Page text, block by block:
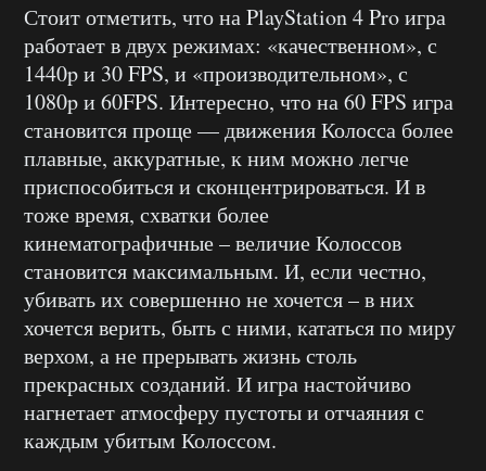
Стоит отметить, что на PlayStation 4 Pro игра
работает в двух режимах: «качественном», с
1440p и 30 FPS, и «производительном», с
1080p и 60FPS. Интересно, что на 60 FPS игра
становится проще — движения Колосса более
плавные, аккуратные, к ним можно легче
приспособиться и сконцентрироваться. И в
тоже время, схватки более
кинематографичные – величие Колоссов
становится максимальным. И, если честно,
убивать их совершенно не хочется – в них
хочется верить, быть с ними, кататься по миру
верхом, а не прерывать жизнь столь
прекрасных созданий. И игра настойчиво
нагнетает атмосферу пустоты и отчаяния с
каждым убитым Колоссом.